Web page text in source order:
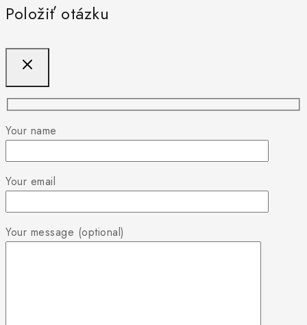
Položiť otázku
Your name
Your email
Your message (optional)